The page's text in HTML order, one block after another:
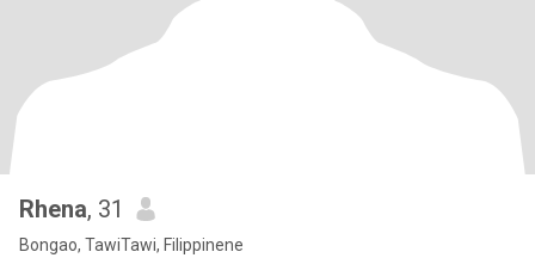
Rhena, 31
Bongao, TawiTawi, Filippinene